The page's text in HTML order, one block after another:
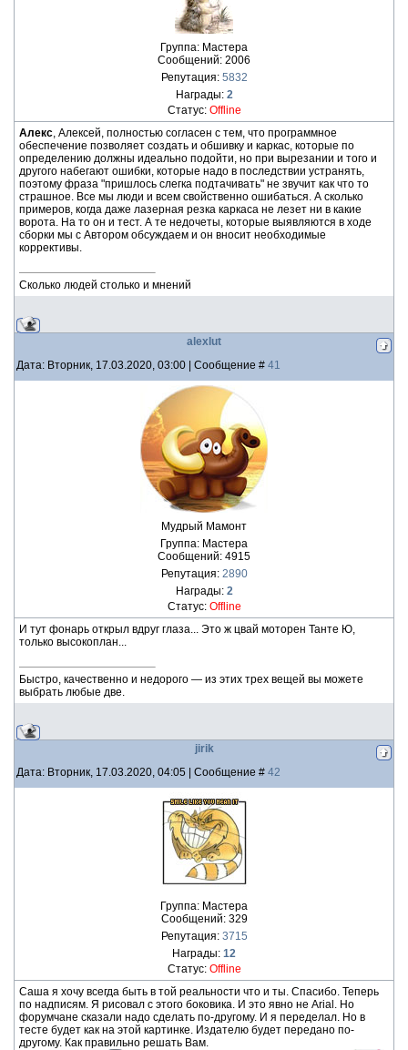
Группа: Мастера
Сообщений: 2006
Репутация: 5832
Награды: 2
Статус: Offline
Алекс, Алексей, полностью согласен с тем, что программное
обеспечение позволяет создать и обшивку и каркас, которые по
определению должны идеально подойти, но при вырезании и того и
другого набегают ошибки, которые надо в последствии устранять,
поэтому фраза "пришлось слегка подтачивать" не звучит как что то
страшное. Все мы люди и всем свойственно ошибаться. А сколько
примеров, когда даже лазерная резка каркаса не лезет ни в какие
ворота. На то он и тест. А те недочеты, которые выявляются в ходе
сборки мы с Автором обсуждаем и он вносит необходимые
коррективы.
Сколько людей столько и мнений
alexlut
Дата: Вторник, 17.03.2020, 03:00 | Сообщение # 41
Мудрый Мамонт
Группа: Мастера
Сообщений: 4915
Репутация: 2890
Награды: 2
Статус: Offline
И тут фонарь открыл вдруг глаза... Это ж цвай моторен Танте Ю,
только высокоплан...
Быстро, качественно и недорого — из этих трех вещей вы можете
выбрать любые две.
jirik
Дата: Вторник, 17.03.2020, 04:05 | Сообщение # 42
Группа: Мастера
Сообщений: 329
Репутация: 3715
Награды: 12
Статус: Offline
Саша я хочу всегда быть в той реальности что и ты. Спасибо. Теперь
по надписям. Я рисовал с этого боковика. И это явно не Arial. Но
форумчане сказали надо сделать по-другому. И я переделал. Но в
тесте будет как на этой картинке. Издателю будет передано по-
другому. Как правильно решать Вам.